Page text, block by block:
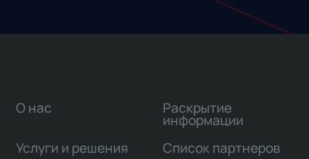
О нас
Услуги и решения
Раскрытие
информации
Список партнеров